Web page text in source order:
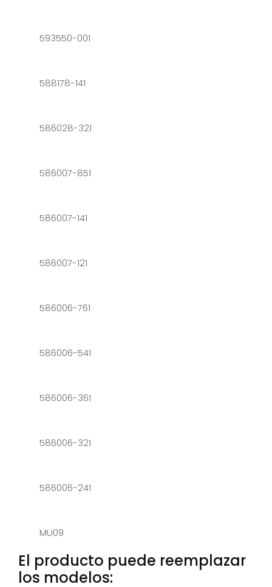
593550-001
588178-141
586028-321
586007-851
586007-141
586007-121
586006-761
586006-541
586006-361
586006-321
586006-241
MU09
El producto puede reemplazar
los modelos: